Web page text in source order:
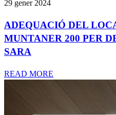
29 gener 2024
ADEQUACIÓ DEL
MUNTANER 200 PER
SARA
READ MORE